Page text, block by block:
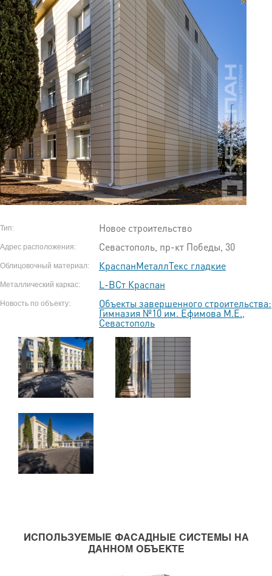
Тип: Новое строительство
Адрес расположения: Севастополь, пр-кт Победы, 30
Облицовочный материал: КраспанМеталлТекс гладкие
Металлический каркас: L-ВСт Краспан
Новость по объекту: Объекты завершенного строительства:
Гимназия №10 им. Ефимова М.Е.,
Севастополь
ИСПОЛЬЗУЕМЫЕ ФАСАДНЫЕ СИСТЕМЫ НА
ДАННОМ ОБЪЕКТЕ